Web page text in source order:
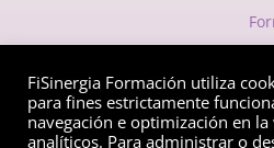
Envelope
FiSinergia Formación utiliza
para fines estrictamente
navegación e optimización en
analíticos. Para administrar o